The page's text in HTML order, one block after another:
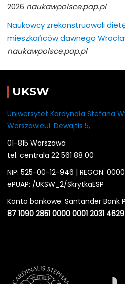
2026 naukawpolsce.pap.pl
Naukowcy zrekonstruowali
mieszkańców dawnego
naukawpolsce.pap.pl
UKSW
Uniwersytet Kardynała Stefana
Warszawieul. Dewajtis 5,
01-815 Warszawa
tel. centrala 22 561 88 00
NIP: 525-00-12-946 | REGON:
ePUAP: /UKSW _2/SkrytkaESP
Konto bankowe: Santander Bank
87 1090 2851 0000 0001 2031 4629